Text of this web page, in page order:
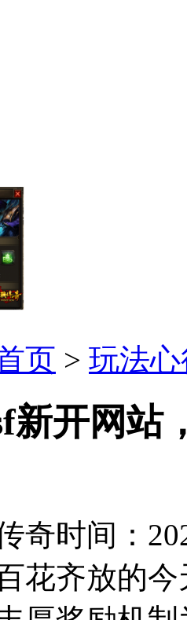
页 > 玩法
新开网站
奇时间：
花齐放的今